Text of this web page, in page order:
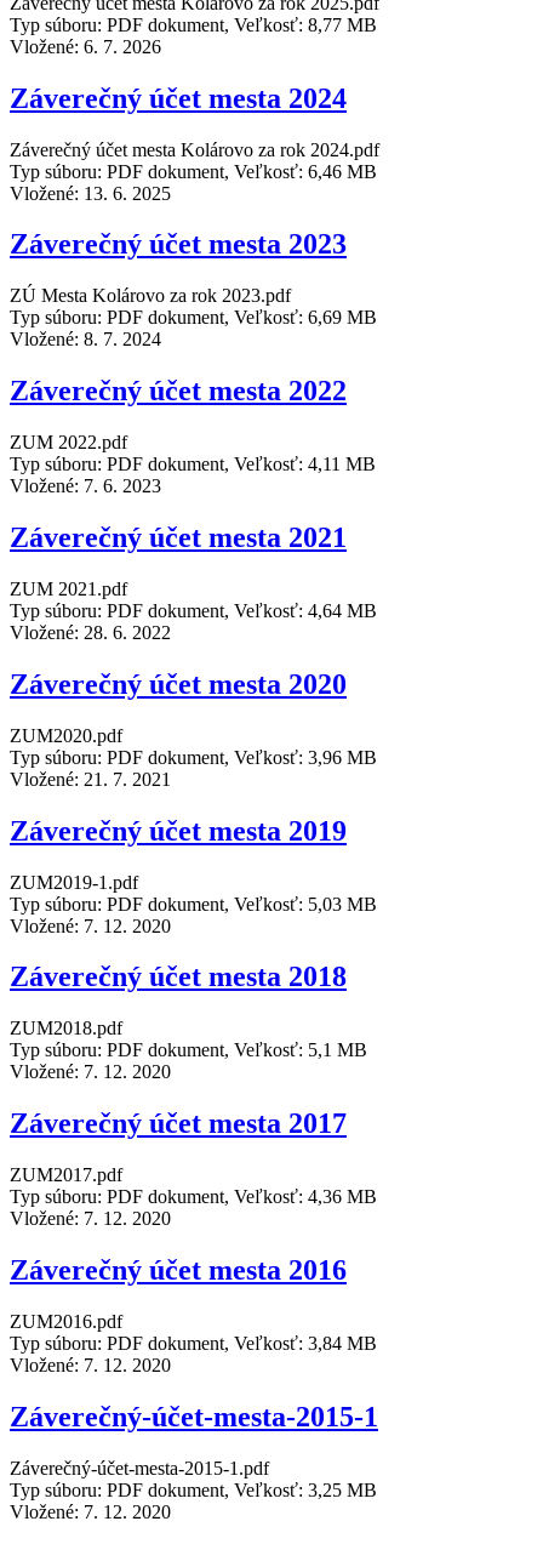
Typ súboru: PDF dokument, Veľkosť: 8,77 MB
Vložené: 6. 7. 2026
Záverečný účet mesta 2024
Záverečný účet mesta Kolárovo za rok 2024.pdf
Typ súboru: PDF dokument, Veľkosť: 6,46 MB
Vložené: 13. 6. 2025
Záverečný účet mesta 2023
ZÚ Mesta Kolárovo za rok 2023.pdf
Typ súboru: PDF dokument, Veľkosť: 6,69 MB
Vložené: 8. 7. 2024
Záverečný účet mesta 2022
ZUM 2022.pdf
Typ súboru: PDF dokument, Veľkosť: 4,11 MB
Vložené: 7. 6. 2023
Záverečný účet mesta 2021
ZUM 2021.pdf
Typ súboru: PDF dokument, Veľkosť: 4,64 MB
Vložené: 28. 6. 2022
Záverečný účet mesta 2020
ZUM2020.pdf
Typ súboru: PDF dokument, Veľkosť: 3,96 MB
Vložené: 21. 7. 2021
Záverečný účet mesta 2019
ZUM2019-1.pdf
Typ súboru: PDF dokument, Veľkosť: 5,03 MB
Vložené: 7. 12. 2020
Záverečný účet mesta 2018
ZUM2018.pdf
Typ súboru: PDF dokument, Veľkosť: 5,1 MB
Vložené: 7. 12. 2020
Záverečný účet mesta 2017
ZUM2017.pdf
Typ súboru: PDF dokument, Veľkosť: 4,36 MB
Vložené: 7. 12. 2020
Záverečný účet mesta 2016
ZUM2016.pdf
Typ súboru: PDF dokument, Veľkosť: 3,84 MB
Vložené: 7. 12. 2020
Záverečný-účet-mesta-2015-1
Záverečný-účet-mesta-2015-1.pdf
Typ súboru: PDF dokument, Veľkosť: 3,25 MB
Vložené: 7. 12. 2020